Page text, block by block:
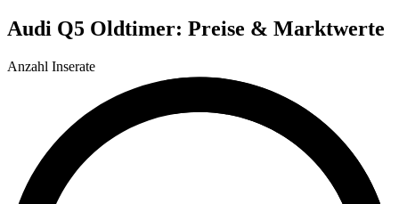
Audi Q5 Oldtimer: Preise & Marktwerte
Anzahl Inserate